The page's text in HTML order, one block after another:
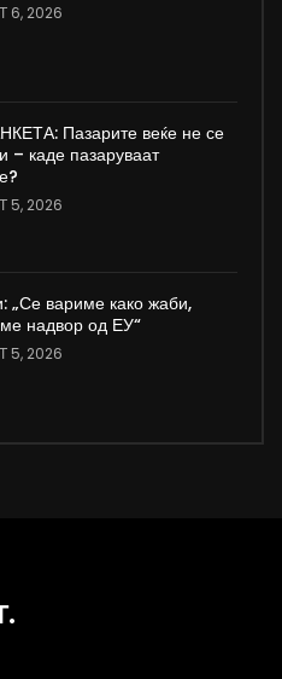
6, 2026
Пазарите веќе не се
– каде пазаруваат
5, 2026
„Се вариме како жаби,
надвор од ЕУ“
5, 2026